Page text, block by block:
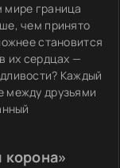
граница
чем принято
становится
их сердцах —
Каждый
между друзьями